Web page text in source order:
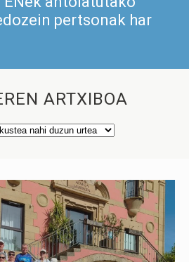
pertsonak har
ARTXIBOA